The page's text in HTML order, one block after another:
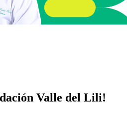
Valle del Lili!